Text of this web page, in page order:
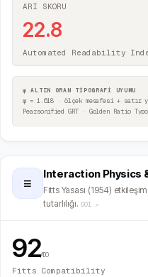
ARI SKORU
22.8
Automated Readability
φ ALTIN ORAN TİPOGRAFİ UYUMU
φ = 1.618 · ölçek mesafesi + satır
Pearsonified GRT · Golden Ratio
≡
Interaction Physics
Fitts Yasası (1954)
tutarlılığı. DOI ↗
92/100
Fitts Compatibility